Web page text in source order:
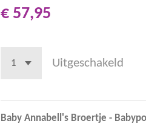
€ 57,95
Uitgeschakeld
Baby Annabell's Broertje -